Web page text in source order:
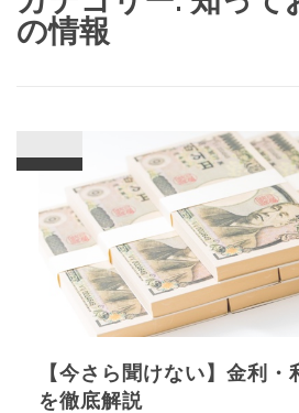
の情報
【今さら聞けない】金利
を徹底解説